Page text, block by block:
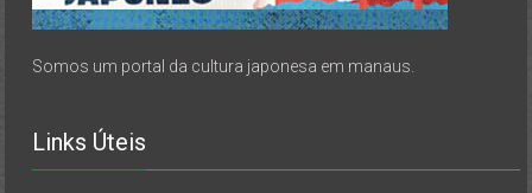
Somos um portal da cultura japonesa em manaus.
Links Úteis